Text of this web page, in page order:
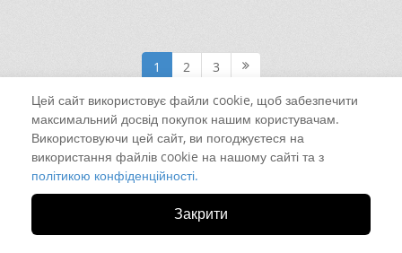
1 2
3
Цей сайт використовує файли cookie, щоб забезпечити
максимальний досвід покупок нашим користувачам.
Використовуючи цей сайт, ви погоджуєтеся на
використання файлів cookie на нашому сайті та з
політикою конфіденційності.
Закрити